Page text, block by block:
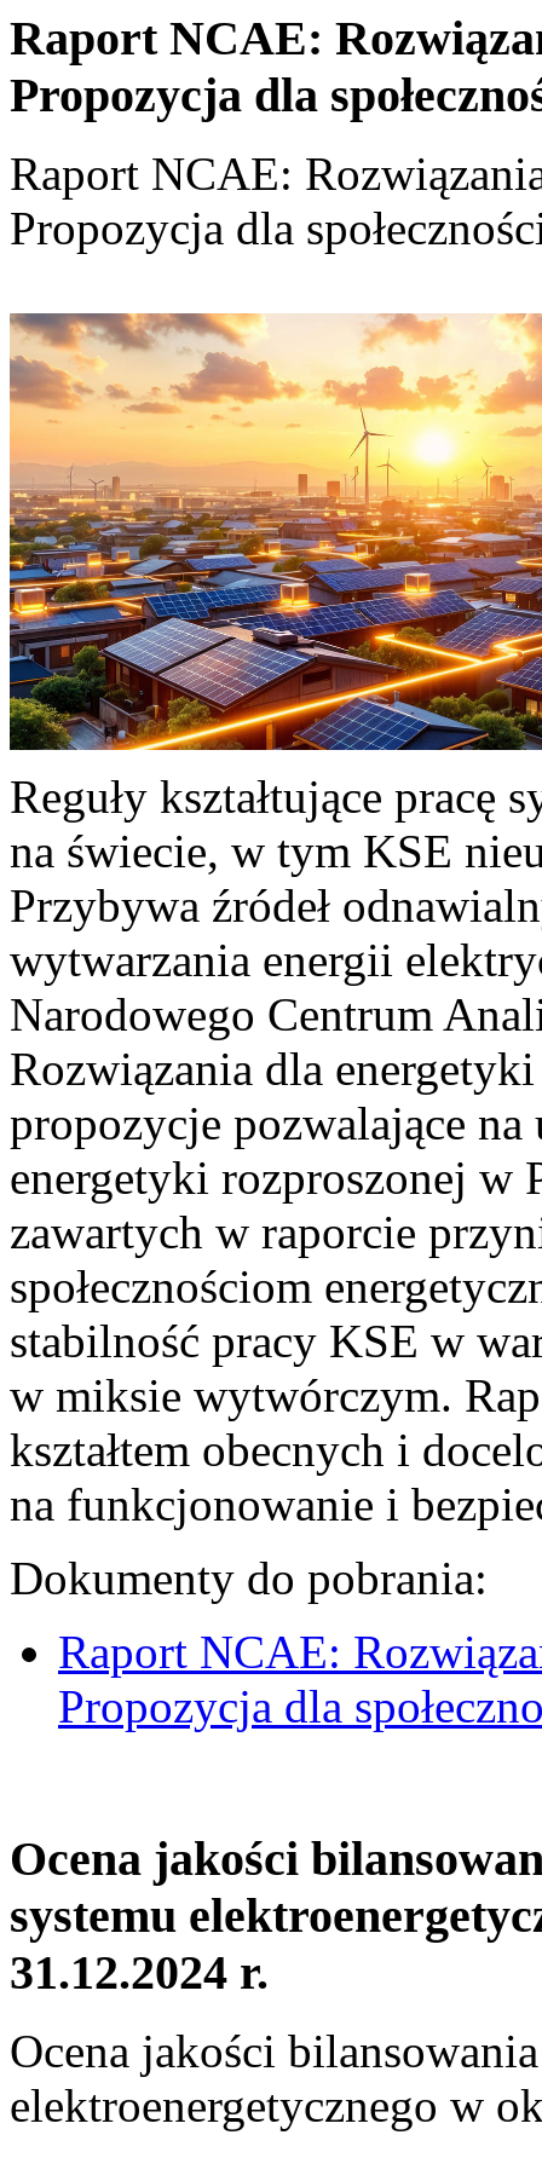
Raport NCAE:
Propozycja dla
Raport NCAE:
Propozycja dla
Reguły kształtujące pracę
na świecie, w tym KSE
Przybywa źródeł
wytwarzania energii
Narodowego Centrum
Rozwiązania dla
propozycje pozwalające
energetyki rozproszonej w
zawartych w raporcie
społecznościom
stabilność pracy KSE w
w miksie wytwórczym.
kształtem obecnych i
na funkcjonowanie i
Dokumenty do pobrania:
Raport NCAE:
Propozycja dla
Ocena jakości
systemu
31.12.2024 r.
Ocena jakości
elektroenergetycznego w